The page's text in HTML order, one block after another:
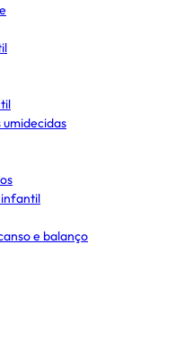
umidecidas
e balanço